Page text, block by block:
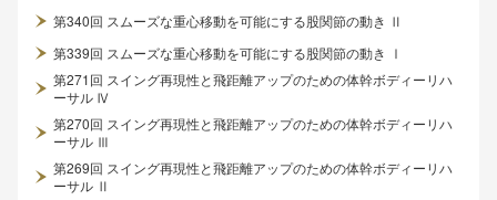
第340回 スムーズな重心移動を可能にする股関節の動き Ⅱ
第339回 スムーズな重心移動を可能にする股関節の動き Ⅰ
第271回 スイング再現性と飛距離アップのための体幹ボディーリハ
ーサル Ⅳ
第270回 スイング再現性と飛距離アップのための体幹ボディーリハ
ーサル Ⅲ
第269回 スイング再現性と飛距離アップのための体幹ボディーリハ
ーサル Ⅱ